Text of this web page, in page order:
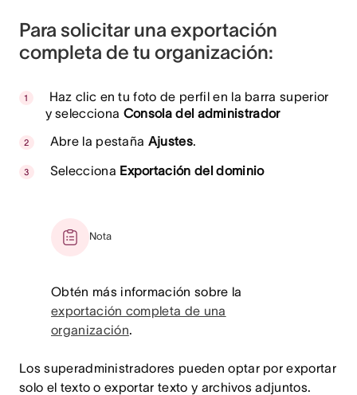
Para solicitar una exportación
completa de tu organización:
Haz clic en tu foto de perfil en la barra superior
y selecciona Consola del administrador
Abre la pestaña Ajustes
Selecciona Exportación del dominio
Nota
Obtén más información sobre la
exportación completa de una
organización
Los superadministradores pueden optar por exportar
solo el texto o exportar texto y archivos adjuntos.